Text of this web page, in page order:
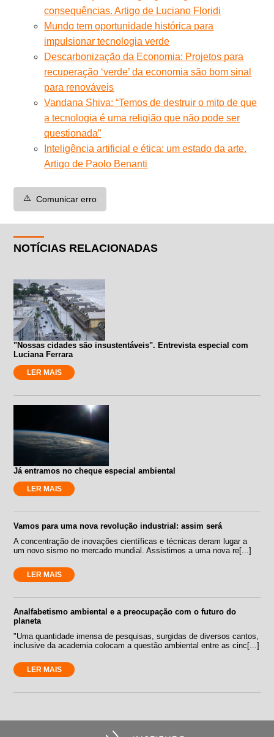
consequências. Artigo de Luciano Floridi
Mundo tem oportunidade histórica para
impulsionar tecnologia verde
Descarbonização da Economia: Projetos para
recuperação ‘verde’ da economia são bom sinal
para renováveis
Vandana Shiva: “Temos de destruir o mito de que
a tecnologia é uma religião que não pode ser
questionada”
Inteligência artificial e ética: um estado da arte.
Artigo de Paolo Benanti
⚠️ Comunicar erro
NOTÍCIAS RELACIONADAS
"Nossas cidades são insustentáveis". Entrevista especial com
Luciana Ferrara
LER MAIS
Já entramos no cheque especial ambiental
LER MAIS
Vamos para uma nova revolução industrial: assim será
A concentração de inovações científicas e técnicas deram lugar a
um novo sismo no mercado mundial. Assistimos a uma nova re[...]
LER MAIS
Analfabetismo ambiental e a preocupação com o futuro do
planeta
"Uma quantidade imensa de pesquisas, surgidas de diversos cantos,
inclusive da academia colocam a questão ambiental entre as cinc[...]
LER MAIS